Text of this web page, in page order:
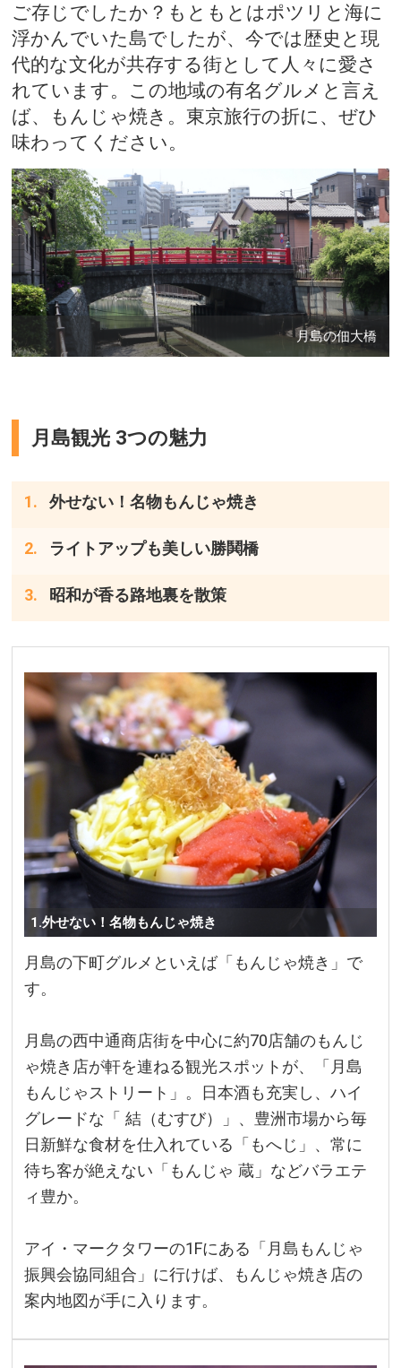
ご存じでしたか？もともとはポツリと海に
浮かんでいた島でしたが、今では歴史と現
代的な文化が共存する街として人々に愛さ
れています。この地域の有名グルメと言え
ば、もんじゃ焼き。東京旅行の折に、ぜひ
味わってください。
月島の佃大橋
月島観光 3つの魅力
外せない！名物もんじゃ焼き
ライトアップも美しい勝鬨橋
昭和が香る路地裏を散策
1.外せない！名物もんじゃ焼き
月島の下町グルメといえば「もんじゃ焼き」で
す。
月島の西中通商店街を中心に約70店舗のもんじ
ゃ焼き店が軒を連ねる観光スポットが、「月島
もんじゃストリート」。日本酒も充実し、ハイ
グレードな「 結（むすび）」、豊洲市場から毎
日新鮮な食材を仕入れている「もへじ」、常に
待ち客が絶えない「もんじゃ 蔵」などバラエテ
ィ豊か。
アイ・マークタワーの1Fにある「月島もんじゃ
振興会協同組合」に行けば、もんじゃ焼き店の
案内地図が手に入ります。